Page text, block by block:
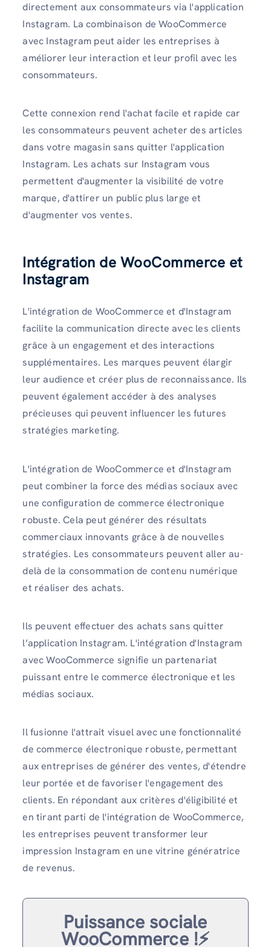
directement aux consommateurs via l'application
Instagram. La combinaison de WooCommerce
avec Instagram peut aider les entreprises à
améliorer leur interaction et leur profil avec les
consommateurs.
Cette connexion rend l'achat facile et rapide car
les consommateurs peuvent acheter des articles
dans votre magasin sans quitter l'application
Instagram. Les achats sur Instagram vous
permettent d'augmenter la visibilité de votre
marque, d'attirer un public plus large et
d'augmenter vos ventes.
Intégration de WooCommerce et
Instagram
L'intégration de WooCommerce et d'Instagram
facilite la communication directe avec les clients
grâce à un engagement et des interactions
supplémentaires. Les marques peuvent élargir
leur audience et créer plus de reconnaissance. Ils
peuvent également accéder à des analyses
précieuses qui peuvent influencer les futures
stratégies marketing.
L'intégration de WooCommerce et d'Instagram
peut combiner la force des médias sociaux avec
une configuration de commerce électronique
robuste. Cela peut générer des résultats
commerciaux innovants grâce à de nouvelles
stratégies. Les consommateurs peuvent aller au-
delà de la consommation de contenu numérique
et réaliser des achats.
Ils peuvent effectuer des achats sans quitter
l’application Instagram. L'intégration d'Instagram
avec WooCommerce signifie un partenariat
puissant entre le commerce électronique et les
médias sociaux.
Il fusionne l'attrait visuel avec une fonctionnalité
de commerce électronique robuste, permettant
aux entreprises de générer des ventes, d'étendre
leur portée et de favoriser l'engagement des
clients. En répondant aux critères d'éligibilité et
en tirant parti de l'intégration de WooCommerce,
les entreprises peuvent transformer leur
impression Instagram en une vitrine génératrice
de revenus.
Puissance sociale
WooCommerce !⚡️